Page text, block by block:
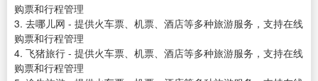
购票和行程管理
3. 去哪儿网 - 提供火车票、机票、酒店等多种旅游服务，支持在线
购票和行程管理
4. 飞猪旅行 - 提供火车票、机票、酒店等多种旅游服务，支持在线
购票和行程管理